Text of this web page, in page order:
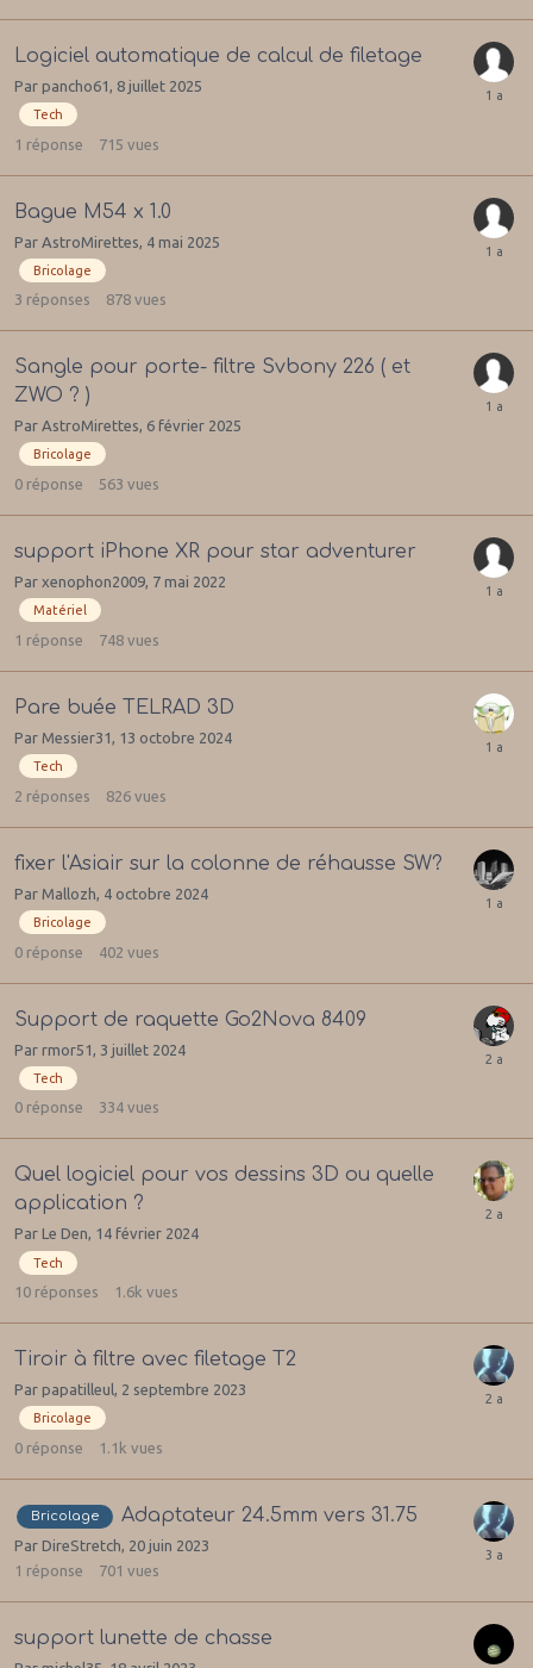
Logiciel automatique de calcul de filetage
Par pancho61 8 juillet 2025
Tech
1 réponse 715 vues
Bague M54 x 1.0
Par AstroMirettes 4 mai 2025
Bricolage
3 réponses 878 vues
Sangle pour porte- filtre Svbony 226 ( et
ZWO ? )
Par AstroMirettes, 6 février 2025
Bricolage
0 réponse 563 vues
support iPhone XR pour star adventurer
Par xenophon2009, 7 mai 2022
Matériel
1 réponse 748 vues
Pare buée TELRAD 3D
Par Messier31, 13 octobre 2024
Tech
2 réponses 826 vues
fixer l'Asiair sur la colonne de réhausse SW?
Par Mallozh, 4 octobre 2024
Bricolage
0 réponse 402 vues
Support de raquette Go2Nova 8409
Par rmor51 3 juillet 2024
Tech
0 réponse 334 vues
Quel logiciel pour vos dessins 3D ou quelle
application ?
Par Le Den, 14 février 2024
Tech
10 réponses 1.6k vues
Tiroir à filtre avec filetage T2
Par papatilleul , 2 septembre 2023
Bricolage
0 réponse 1.1k vues
Bricolage Adaptateur 24.5mm vers 31.75
Par DireStretch, 20 juin 2023
1 réponse 701 vues
support lunette de chasse